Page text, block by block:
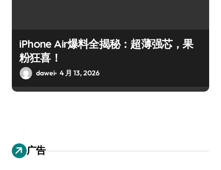
iPhone Air爆料全揭秘：超薄强芯，果
粉狂喜！
dawei 4 月 13, 2026
广告